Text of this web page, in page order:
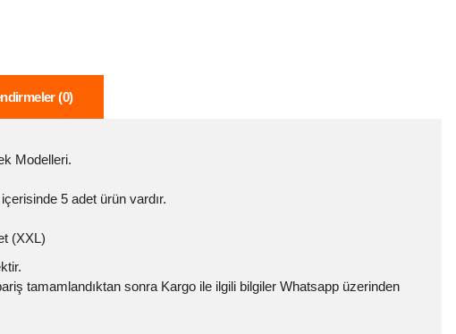
(0)
Modelleri.
5 adet ürün vardır.
(XXL)
tamamlandıktan sonra Kargo ile ilgili bilgiler Whatsapp üzerinden